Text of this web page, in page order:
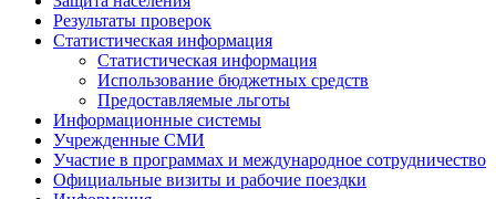
Результаты проверок
Статистическая информация
Статистическая информация
Использование бюджетных средств
Предоставляемые льготы
Информационные системы
Учрежденные СМИ
Участие в программах и международное сотрудничество
Официальные визиты и рабочие поездки